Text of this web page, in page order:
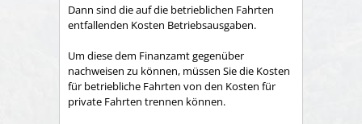
Dann sind die auf die betrieblichen Fahrten
entfallenden Kosten Betriebsausgaben.
Um diese dem Finanzamt gegenüber
nachweisen zu können, müssen Sie die Kosten
für betriebliche Fahrten von den Kosten für
private Fahrten trennen können.